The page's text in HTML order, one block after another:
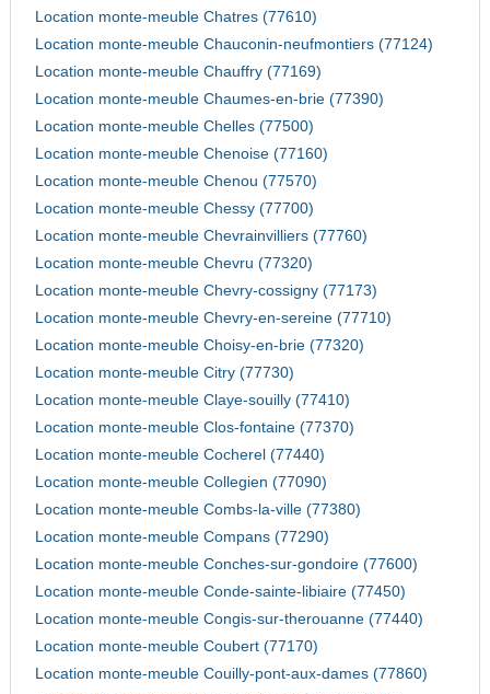
Location monte-meuble Chatres (77610)
Location monte-meuble Chauconin-neufmontiers (77124)
Location monte-meuble Chauffry (77169)
Location monte-meuble Chaumes-en-brie (77390)
Location monte-meuble Chelles (77500)
Location monte-meuble Chenoise (77160)
Location monte-meuble Chenou (77570)
Location monte-meuble Chessy (77700)
Location monte-meuble Chevrainvilliers (77760)
Location monte-meuble Chevru (77320)
Location monte-meuble Chevry-cossigny (77173)
Location monte-meuble Chevry-en-sereine (77710)
Location monte-meuble Choisy-en-brie (77320)
Location monte-meuble Citry (77730)
Location monte-meuble Claye-souilly (77410)
Location monte-meuble Clos-fontaine (77370)
Location monte-meuble Cocherel (77440)
Location monte-meuble Collegien (77090)
Location monte-meuble Combs-la-ville (77380)
Location monte-meuble Compans (77290)
Location monte-meuble Conches-sur-gondoire (77600)
Location monte-meuble Conde-sainte-libiaire (77450)
Location monte-meuble Congis-sur-therouanne (77440)
Location monte-meuble Coubert (77170)
Location monte-meuble Couilly-pont-aux-dames (77860)